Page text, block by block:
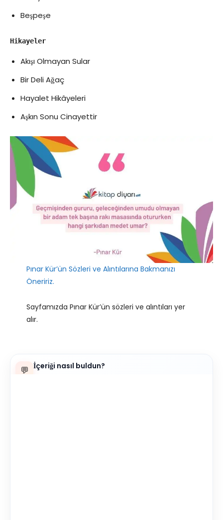
Beşpeşe
Hikayeler
Akışı Olmayan Sular
Bir Deli Ağaç
Hayalet Hikâyeleri
Aşkın Sonu Cinayettir
Pınar Kür’ün Sözleri ve Alıntılarına Bakmanızı
Öneririz.
Sayfamızda Pınar Kür’ün sözleri ve alıntıları yer
alır.
💬 İçeriği nasıl buldun?